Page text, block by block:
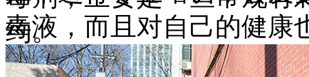
约。
毒液，而且对自己的健康
鲁大学医学院传染病系从